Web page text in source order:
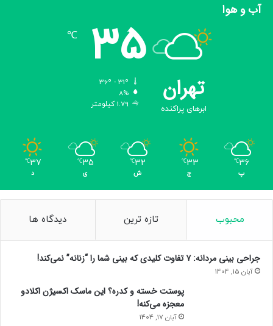
آب و هوا
تهران
ابرهای پراکنده
35
℃
8%
1.79 کیلومتر
36
℃
پ
33
℃
ج
32
℃
ش
35
℃
ی
37
℃
د
محبوب تازه ترین دیدگاه ها
جراحی بینی مردانه: ۷ تفاوت کلیدی که بینی شما را “زنانه” نمی‌کند!
آبان 15, 1404
پوستت خسته و کدره؟ این ماسک اکسیژن اکلادو
معجزه می‌کنه!
آبان 17, 1404